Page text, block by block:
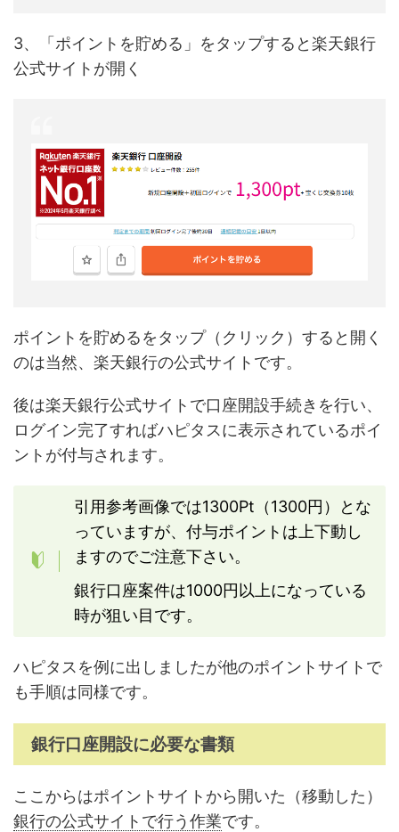
3、「ポイントを貯める」をタップすると楽天銀行
公式サイトが開く
ポイントを貯めるをタップ（クリック）すると開く
のは当然、楽天銀行の公式サイトです。
後は楽天銀行公式サイトで口座開設手続きを行い、
ログイン完了すればハピタスに表示されているポイ
ントが付与されます。
引用参考画像では1300Pt（1300円）とな
っていますが、付与ポイントは上下動し
ますのでご注意下さい。
銀行口座案件は1000円以上になっている
時が狙い目です。
ハピタスを例に出しましたが他のポイントサイトで
も手順は同様です。
銀行口座開設に必要な書類
ここからはポイントサイトから開いた（移動した）
銀行の公式サイトで行う作業です。